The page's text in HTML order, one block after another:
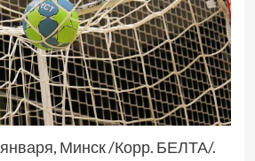
Минск /Корр. БЕЛТА/.